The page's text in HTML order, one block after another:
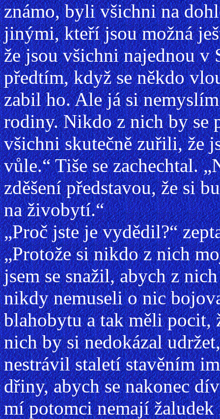
známo, byli všichni na
jinými, kteří jsou možná
že jsou všichni najednou
předtím, když se někdo
zabil ho. Ale já si
rodiny. Nikdo z nich by se
všichni skutečně zuřili, že
vůle.“ Tiše se zachechtal.
zděšení představou, že si
na živobytí.“
„Proč jste je vydědil?“
„Protože si nikdo z nich
jsem se snažil, abych z
nikdy nemuseli o nic
blahobytu a tak měli pocit,
nich by si nedokázal
nestrávil staletí stavěním
dřiny, abych se nakonec
mí potomci nemají žaludek